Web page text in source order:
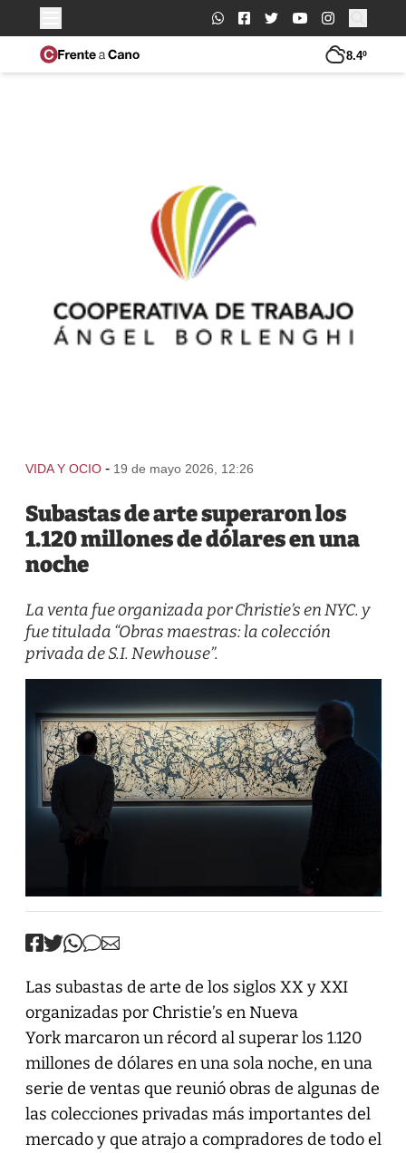
Buscar:
8.4º
VIDA Y OCIO - 19 de mayo 2026, 12:26
Subastas de arte superaron los
1.120 millones de dólares en una
noche
La venta fue organizada por Christie’s en NYC. y
fue titulada “Obras maestras: la colección
privada de S.I. Newhouse”.
Las subastas de arte de los siglos XX y XXI
organizadas por Christie’s en Nueva
York marcaron un récord al superar los 1.120
millones de dólares en una sola noche, en una
serie de ventas que reunió obras de algunas de
las colecciones privadas más importantes del
mercado y que atrajo a compradores de todo el